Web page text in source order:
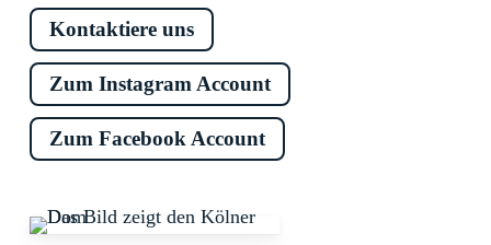
Kontaktiere uns
Zum Instagram Account
Zum Facebook Account